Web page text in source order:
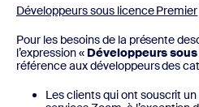
Développeurs sous licence Premier
Pour les besoins de la présente
l’expression « Développeurs
référence aux développeurs des
Les clients qui ont souscrit